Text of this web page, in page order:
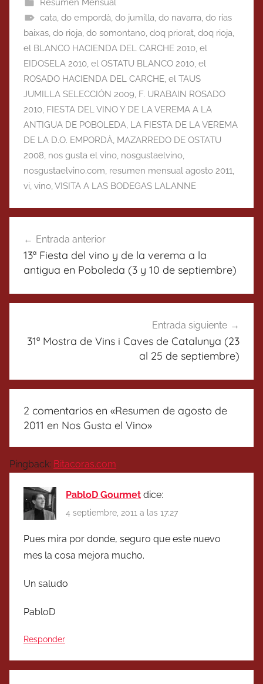
Resumen Mensual
cata, do empordà, do jumilla, do navarra, do rias
baixas, do rioja, do somontano, doq priorat, doq rioja,
el BLANCO HACIENDA DEL CARCHE 2010, el
EIDOSELA 2010, el OSTATU BLANCO 2010, el
ROSADO HACIENDA DEL CARCHE, el TAUS
JUMILLA SELECCIÓN 2009, F. URABAIN ROSADO
2010, FIESTA DEL VINO Y DE LA VEREMA A LA
ANTIGUA DE POBOLEDA, LA FIESTA DE LA VEREMA
DE LA D.O. EMPORDÀ, MAZARREDO DE OSTATU
2008, nos gusta el vino, nosgustaelvino,
nosgustaelvino.com, resumen mensual agosto 2011,
vi, vino,VISITA A LAS BODEGAS LALANNE
de
entradas
Entrada anterior
13ª Fiesta del vino y de la verema a la
antigua en Poboleda (3 y 10 de septiembre)
Entrada siguiente
31ª Mostra de Vins i Caves de Catalunya (23
al 25 de septiembre)
2 comentarios en «Resumen de agosto de
2011 en Nos Gusta el Vino»
Pingback: Bitacoras.com
PabloD Gourmet dice:
4 septiembre, 2011 a las 17:27
Pues mira por donde, seguro que este nuevo
mes la cosa mejora mucho.
Un saludo
PabloD
Responder